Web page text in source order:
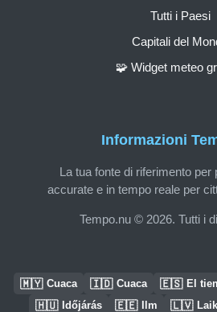
Informazioni
La tua fonte di riferimento per
accurate e in tempo reale per
Tempo.nu © 2026. Tutti i
Tutti i Paesi
Capitali del
🧩 Widget meteo
🇲🇾 Cuaca 🇮🇩 Cuaca 🇪🇸 El
🇭🇺 Időjárás 🇪🇪 Ilm 🇱🇻